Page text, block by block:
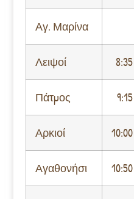
Αγ. Μαρίνα
Λειψοί 8:35
Πάτμος 9:15
Αρκιοί 10:00
Αγαθονήσι 10:50